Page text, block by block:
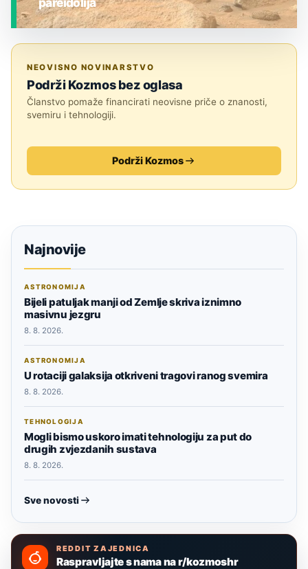
NEOVISNO NOVINARSTVO
Podrži Kozmos bez oglasa
Članstvo pomaže financirati neovisne priče o znanosti,
svemiru i tehnologiji.
Podrži Kozmos
Najnovije
ASTRONOMIJA
Bijeli patuljak manji od Zemlje skriva iznimno
masivnu jezgru
8. 8. 2026.
ASTRONOMIJA
U rotaciji galaksija otkriveni tragovi ranog svemira
8. 8. 2026.
TEHNOLOGIJA
Mogli bismo uskoro imati tehnologiju za put do
drugih zvjezdanih sustava
8. 8. 2026.
Sve novosti
REDDIT ZAJEDNICA
Raspravljajte s nama na r/kozmoshr